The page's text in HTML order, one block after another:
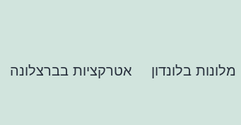
מלונות בלונדון אטרקציות בברצלונה